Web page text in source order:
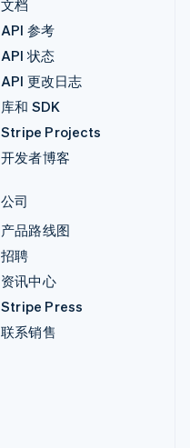
文档
API 参考
API 状态
API 更改日志
库和 SDK
Stripe Projects
开发者博客
公司
产品路线图
招聘
资讯中心
Stripe Press
联系销售